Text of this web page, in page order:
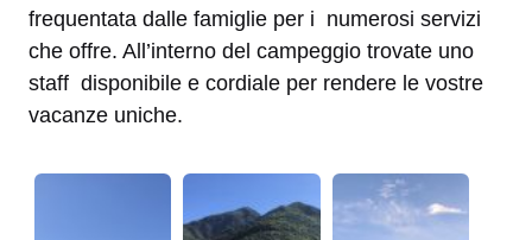
frequentata dalle famiglie per i numerosi servizi
che offre. All’interno del campeggio trovate uno
staff disponibile e cordiale per rendere le vostre
vacanze uniche.